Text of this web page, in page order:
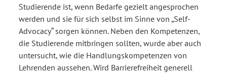
Studierende ist, wenn Bedarfe gezielt angesprochen
werden und sie für sich selbst im Sinne von „Self-
Advocacy“ sorgen können. Neben den Kompetenzen,
die Studierende mitbringen sollten, wurde aber auch
untersucht, wie die Handlungskompetenzen von
Lehrenden aussehen. Wird Barrierefreiheit generell